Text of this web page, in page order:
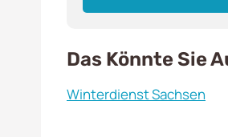
Das Könnte Sie
Winterdienst Sachsen